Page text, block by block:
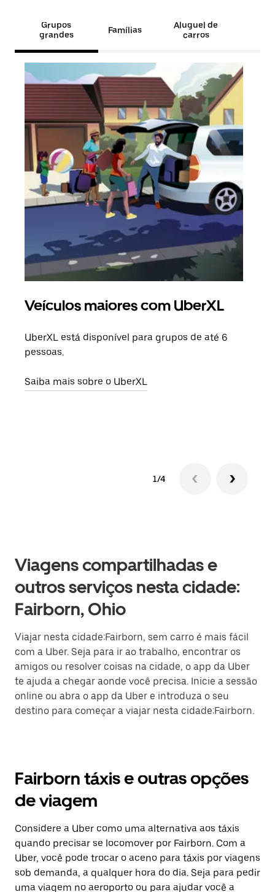
Grupos
grandes
Famílias
Aluguel de
carros
Veículos maiores com UberXL
UberXL está disponível para grupos de até 6
pessoas.
Saiba mais sobre o UberXL
1/4
Viagens compartilhadas e
outros serviços nesta cidade:
Fairborn, Ohio
Viajar nesta cidade:Fairborn, sem carro é mais fácil
com a Uber. Seja para ir ao trabalho, encontrar os
amigos ou resolver coisas na cidade, o app da Uber
te ajuda a chegar aonde você precisa. Inicie a sessão
online ou abra o app da Uber e introduza o seu
destino para começar a viajar nesta cidade:Fairborn.
Fairborn táxis e outras opções
de viagem
Considere a Uber como uma alternativa aos táxis
quando precisar se locomover por Fairborn. Com a
Uber, você pode trocar o aceno para táxis por viagens
sob demanda, a qualquer hora do dia. Seja para pedir
uma viagem no aeroporto ou para ajudar você a